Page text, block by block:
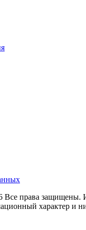
права защищены.
характер и